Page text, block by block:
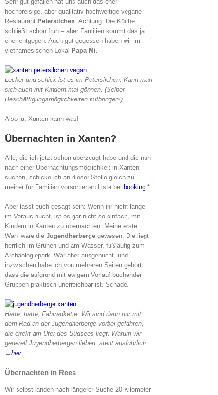
Sehr gut gefallen hat uns auch das eher
hochpreisige, aber qualitativ hochwertige vegane
Restaurant Petersilchen . Achtung: Die Küche
schließt schon früh – aber Familien kommt das ja
eher entgegen. Auch gut gegessen haben wir im
vietnamesischen Lokal Papa Mi
Lecker und schick ist es im Petersilchen. Kann man
sich auch mit Kindern mal gönnen. (Selber
Beschäftigungsmöglichkeiten mitbringen!)
Also ja, Xanten kann was!
Übernachten in Xanten?
Alle, die ich jetzt schon überzeugt habe und die nun
nach einer Übernachtungsmöglichkeit in Xanten
suchen, schicke ich an dieser Stelle gleich zu
meiner für Familien vorsortierten Liste bei booking .*
Aber lasst euch gesagt sein: Wenn ihr nicht lange
im Voraus bucht, ist es gar nicht so einfach, mit
Kindern in Xanten zu übernachten. Meine erste
Wahl wäre die Jugendherberge gewesen. Die liegt
herrlich im Grünen und am Wasser, fußläufig zum
Archäologiepark. War aber ausgebucht, und
inzwischen habe ich von mehreren Seiten gehört,
dass die aufgrund mit ewigem Vorlauf buchender
Gruppen praktisch unerreichbar ist. Schade.
Hätte, hätte, Fahrradkette. Wir sind dann nur mit
dem Rad an der Jugendherberge vorbei gefahren,
die direkt am Ufer des Südsees liegt. Warum wir
generell Jugendherbergen lieben, steht ausführlich
→hier.
Übernachten in Rees
Wir selbst landen nach längerer Suche 20 Kilometer